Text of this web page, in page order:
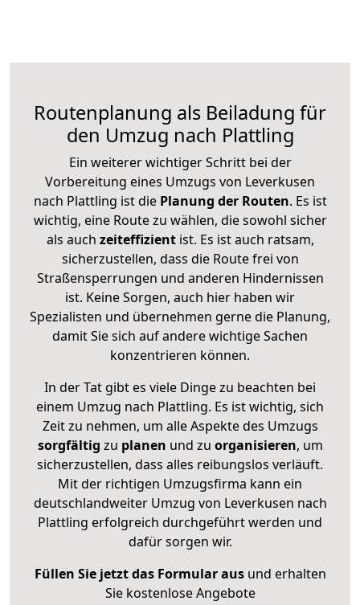
Routenplanung als Beiladung für
den Umzug nach Plattling
Ein weiterer wichtiger Schritt bei der
Vorbereitung eines Umzugs von Leverkusen
nach Plattling ist diePlanung der Routen. Es ist
wichtig, eine Route zu wählen, die sowohl sicher
als auch zeiteffizientist. Es ist auch ratsam,
sicherzustellen, dass die Route frei von
Straßensperrungen und anderen Hindernissen
ist. Keine Sorgen, auch hier haben wir
Spezialisten und übernehmen gerne die Planung,
damit Sie sich auf andere wichtige Sachen
konzentrieren können.
In der Tat gibt es viele Dinge zu beachten bei
einem Umzug nach Plattling. Es ist wichtig, sich
Zeit zu nehmen, um alle Aspekte des Umzugs
sorgfältig zu planen und zu organisieren, um
sicherzustellen, dass alles reibungslos verläuft.
Mit der richtigen Umzugsfirma kann ein
deutschlandweiter Umzug von Leverkusen nach
Plattling erfolgreich durchgeführt werden und
dafür sorgen wir.
Füllen Sie jetzt das Formular ausund erhalten
Sie kostenlose Angebote